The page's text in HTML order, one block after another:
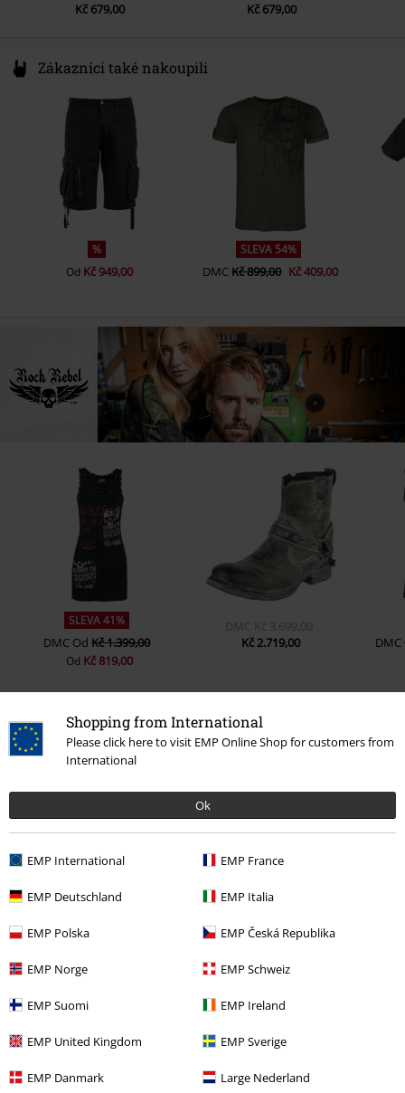
Shopping from International
Please click here to visit EMP Online Shop for customers from
International
Ok
EMP International EMP France
EMP Deutschland EMP Italia
EMP Polska EMP Česká Republika
EMP Norge EMP Schweiz
EMP Suomi EMP Ireland
EMP United Kingdom EMP Sverige
EMP Danmark Large Nederland
Kč 679,00 Kč 679,00
Zákazníci také nakoupili
%
Od Kč 949,00
SLEVA 54%
DMCKč 899,00 Kč 409,00
SLEVA 41%
DMC OdKč 1.399,00
Od Kč 819,00
DMC Kč 3.699,00
Kč 2.719,00
DMC
2 Hodnocení
2
0
nášivkami a nýty".
Napsat hodnocení
How do reviews work?
Třídit podle